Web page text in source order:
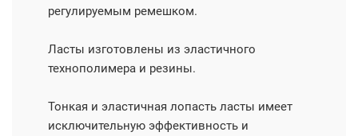
регулируемым ремешком.
Ласты изготовлены из эластичного
технополимера и резины.
Тонкая и эластичная лопасть ласты имеет
исключительную эффективность и